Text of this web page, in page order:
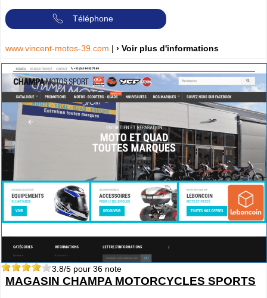
Téléphone
www.vincent-motos-39.com | › Voir plus d'informations
3.8/5 pour 36 note
MAGASIN CHAMPA MOTORCYCLES SPORTS